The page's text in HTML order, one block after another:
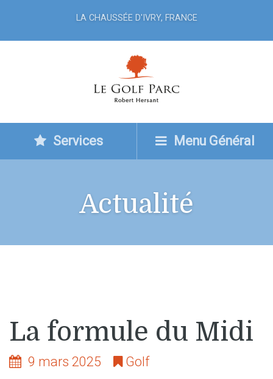
LA CHAUSSÉE D'IVRY, FRANCE
Services Menu Général
Actualité
La formule du Midi
9 mars 2025
Golf